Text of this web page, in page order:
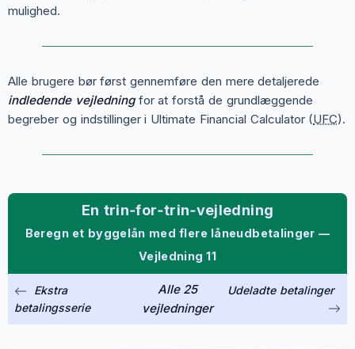
mulighed.
Alle brugere bør først gennemføre den mere detaljerede
indledende vejledningfor at forstå de grundlæggende
begreber og indstillinger i Ultimate Financial Calculator (UFC).
En trin‑for‑trin‑vejledning
Beregn et byggelån med flere låneudbetalinger —
Vejledning 11
Ekstra
betalingsserie
Alle 25
vejledninger
Udeladte betalinger